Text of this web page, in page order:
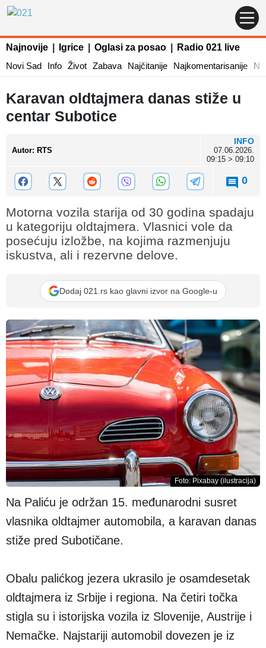
Najnovije Igrice Oglasi za posao
Radio 021 live
Novi Sad
Info Život Zabava Najčitanije Najkomentarisanije
Karavan oldtajmera danas stiže u
centar Subotice
Autor: RTS
INFO
07.06.2026.
09:15 > 09:10
0
Motorna vozila starija od 30 godina spadaju
u kategoriju oldtajmera. Vlasnici vole da
posećuju izložbe, na kojima razmenjuju
iskustva, ali i rezervne delove.
Dodaj 021.rs kao glavni izvor na Google-u
Foto: Pixabay (ilustracija)
Na Paliću je održan 15. međunarodni susret
vlasnika oldtajmer automobila, a karavan danas
stiže pred Subotičane.
Obalu palićkog jezera ukrasilo je osamdesetak
oldtajmera iz Srbije i regiona. Na četiri točka
stigla su i istorijska vozila iz Slovenije, Austrije i
Nemačke. Najstariji automobil dovezen je iz